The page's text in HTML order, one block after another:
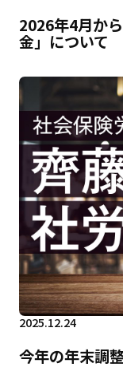
2026年4月か
金」について
2025.12.24
今年の年末調